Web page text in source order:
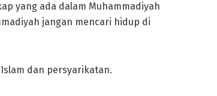
yang ada dalam Muhammadiyah
jangan mencari hidup di
dan persyarikatan.